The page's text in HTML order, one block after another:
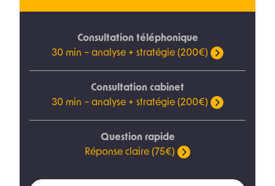
Consultation téléphonique
30 min – analyse + stratégie (200€)
Consultation cabinet
30 min – analyse + stratégie (200€)
Question rapide
Réponse claire (75€)